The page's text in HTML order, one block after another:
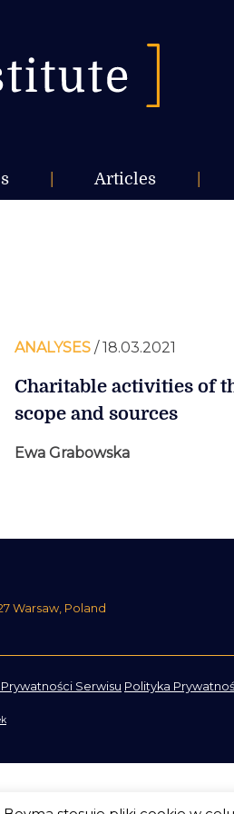
Articles
ANALYSES / 18.03.2021
Charitable activities of
scope and sources
Ewa Grabowska
Warsaw, Poland
Serwisu Polityka